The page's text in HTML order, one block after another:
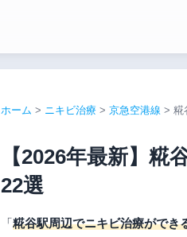
ホーム > ニキビ治療 > 京急空港線 > 糀
【2026年最新】
22選
「糀谷駅周辺でニキビ治療ができ